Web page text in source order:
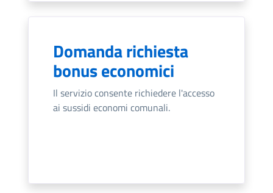
Domanda richiesta
bonus economici
Il servizio consente richiedere l'accesso
ai sussidi economi comunali.